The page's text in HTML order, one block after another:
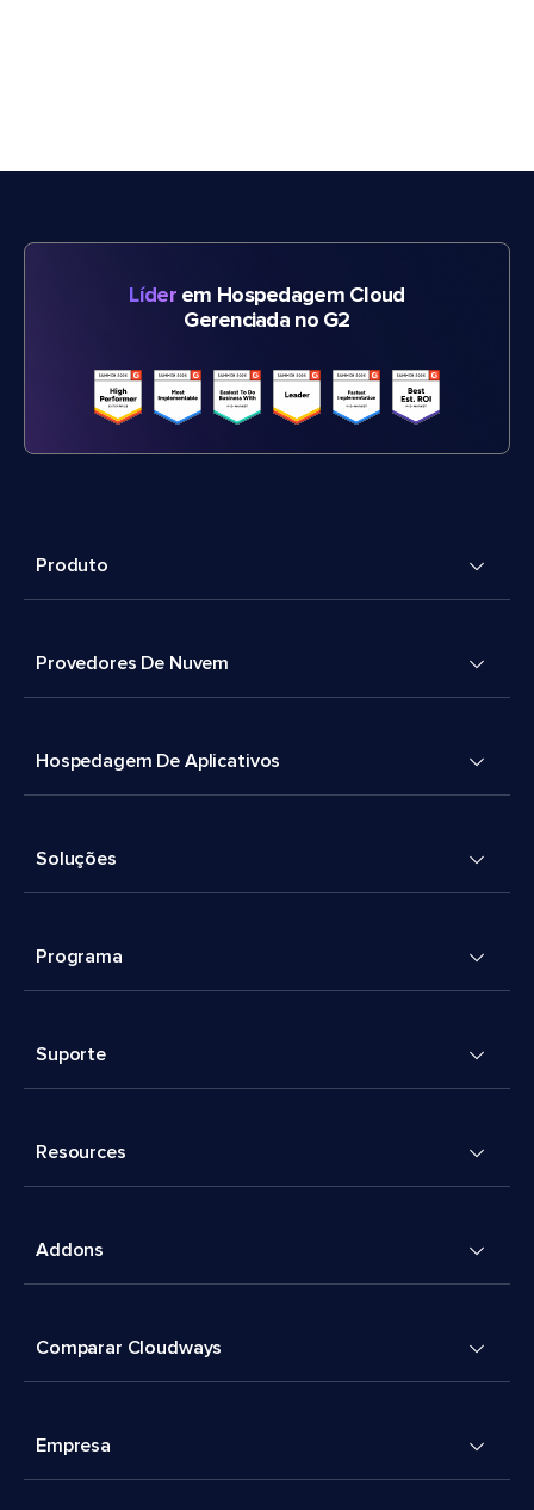
Líderem Hospedagem Cloud
Gerenciada no G2
Produto
Provedores De Nuvem
Hospedagem De Aplicativos
Soluções
Programa
Suporte
Resources
Addons
Comparar Cloudways
Empresa